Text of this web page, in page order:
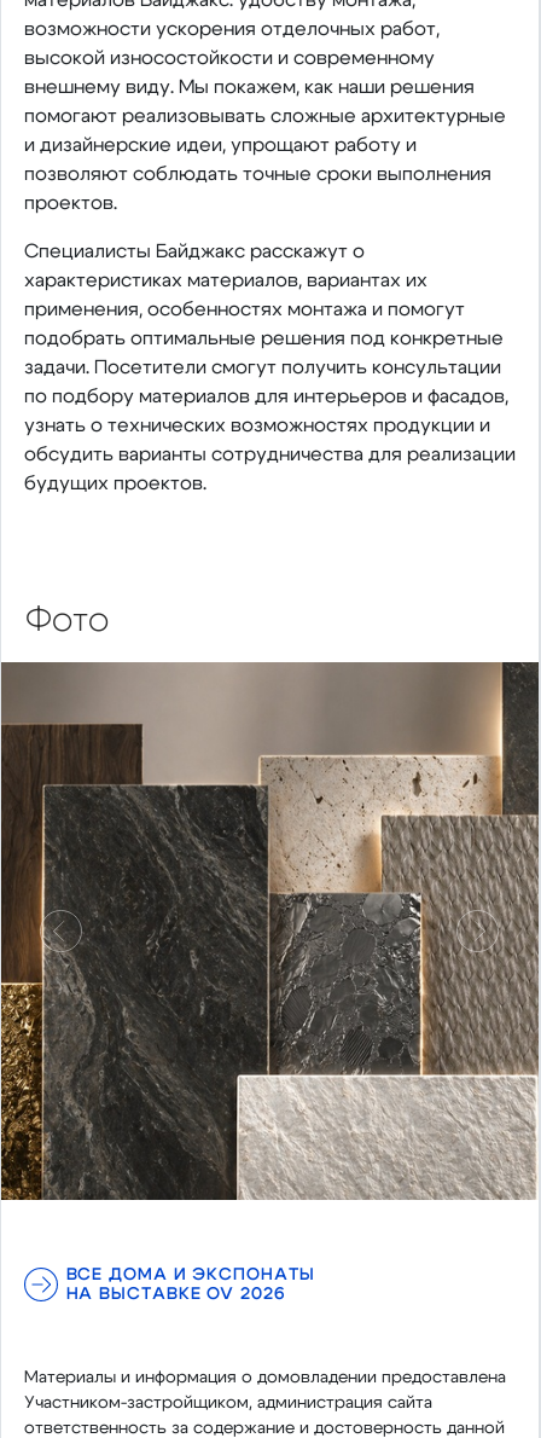
возможности ускорения отделочных работ,
высокой износостойкости и современному
внешнему виду. Мы покажем, как наши решения
помогают реализовывать сложные архитектурные
и дизайнерские идеи, упрощают работу и
позволяют соблюдать точные сроки выполнения
проектов.
Специалисты Байджакс расскажут о
характеристиках материалов, вариантах их
применения, особенностях монтажа и помогут
подобрать оптимальные решения под конкретные
задачи. Посетители смогут получить консультации
по подбору материалов для интерьеров и фасадов,
узнать о технических возможностях продукции и
обсудить варианты сотрудничества для реализации
будущих проектов.
Фото
Предыдущий
ВСЕ ДОМА И ЭКСПОНАТЫ
НА ВЫСТАВКЕ OV 2026
Материалы и информация о домовладении предоставлена
Участником-застройщиком, администрация сайта
ответственность за содержание и достоверность данной